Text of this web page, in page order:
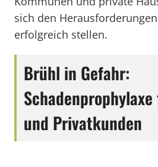
sich den
erfolgreich stellen.
Brühl in Gefahr:
und Privatkunden